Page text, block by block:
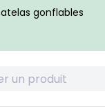
gonflables